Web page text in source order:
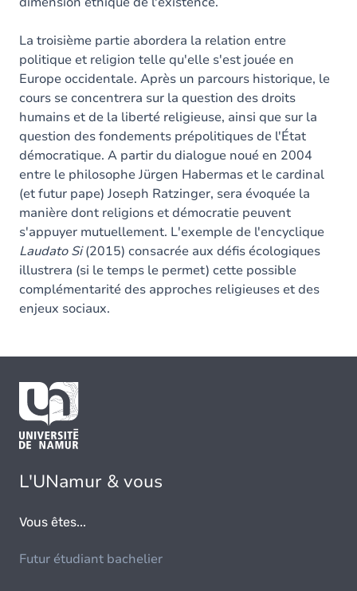
La troisième partie abordera la relation entre
politique et religion telle qu'elle s'est jouée en
Europe occidentale. Après un parcours historique, le
cours se concentrera sur la question des droits
humains et de la liberté religieuse, ainsi que sur la
question des fondements prépolitiques de l'État
démocratique. A partir du dialogue noué en 2004
entre le philosophe Jürgen Habermas et le cardinal
(et futur pape) Joseph Ratzinger, sera évoquée la
manière dont religions et démocratie peuvent
s'appuyer mutuellement. L'exemple de l'encyclique
Laudato Si(2015) consacrée aux défis écologiques
illustrera (si le temps le permet) cette possible
complémentarité des approches religieuses et des
enjeux sociaux.
L'UNamur & vous
Vous êtes...
Futur étudiant bachelier